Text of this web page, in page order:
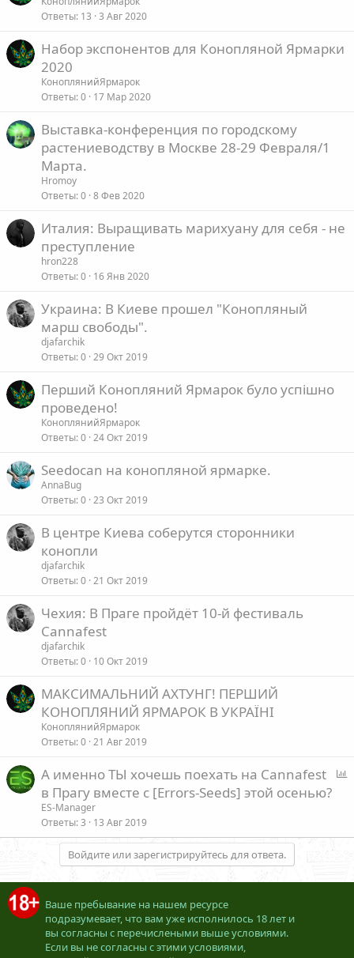
Ответы 13 3 Авг 2020
Набор экспонентов для Конопляной Ярмарки
2020
КоноплянийЯрмарок
Ответы 0 17 Мар 2020
Выставка-конференция по городскому
растениеводству в Москве 28-29 Февраля/1
Марта.
Hromoy
Ответы 0 8 Фев 2020
Италия: Выращивать марихуану для себя - не
преступление
hron228
Ответы 0 16 Янв 2020
Украина: В Киеве прошел "Конопляный
марш свободы".
djafarchik
Ответы 0 29 Окт 2019
Перший Конопляний Ярмарок було успiшно
проведено!
КоноплянийЯрмарок
Ответы 0 24 Окт 2019
Seedocan на конопляной ярмарке.
AnnaBug
Ответы 0 23 Окт 2019
В центре Киева соберутся сторонники
конопли
djafarchik
Ответы 0 21 Окт 2019
Чехия: В Праге пройдёт 10-й фестиваль
Cannafest
djafarchik
Ответы 0 10 Окт 2019
МАКСИМАЛЬНИЙ АХТУНГ! ПЕРШИЙ
КОНОПЛЯНИЙ ЯРМАРОК В УКРАЇНІ
КоноплянийЯрмарок
Ответы 0 21 Авг 2019
с
А именно ТЫ хочешь поехать на Cannafest
в Прагу вместе с [Errors-Seeds] этой осенью?
ES-Manager
Ответы 3 13 Авг 2019
Войдите или зарегистрируйтесь для ответа.
Ваше пребывание на нашем ресурсе
подразумевает, что вам уже исполнилось 18 лет и
вы согласны с перечислеными выше условиями.
Если вы не согласны с этими условиями,